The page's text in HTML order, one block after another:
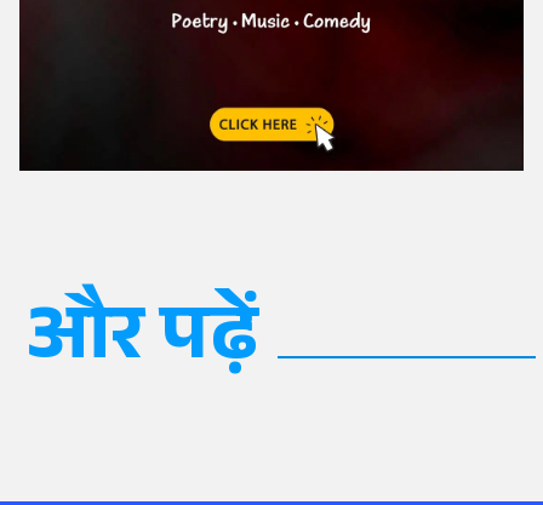
और पढ़ें